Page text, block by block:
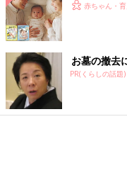
赤ちゃん・
お墓の撤去
PR(くらしの話題)